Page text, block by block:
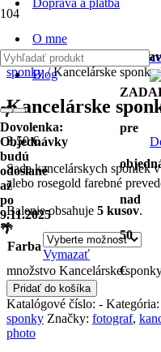
Doprava a platba
O mne
Blog
pre
nad
50
€
🌴
Dovolenka:
Objednávky
budú
odoslané
až
po
9.11.2025
🌴
Domov/Papiernictvo
sponky/ Kancelárske
Kancelárske
3,50€
Sada kancelárskych sponiek
alebo rosegold farebné
Balenie obsahuje 5 kusov.
Farba
Vymazať
množstvo Kancelárske
Pridať do košíka
Katalógové číslo: - Kategória:
sponky Značky: fotograf,
photo